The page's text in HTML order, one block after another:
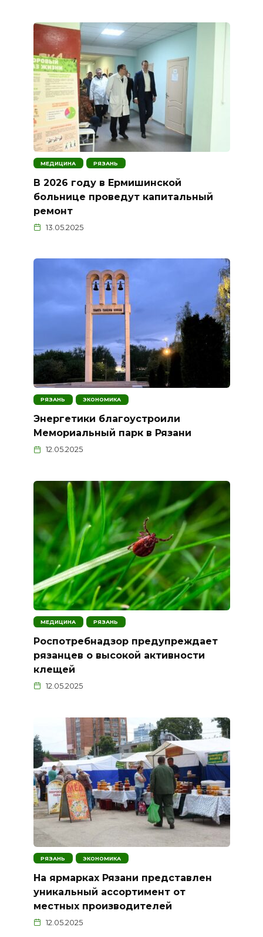
МЕДИЦИНА РЯЗАНЬ
В 2026 году в Ермишинской
больнице проведут капитальный
ремонт
13.05.2025
РЯЗАНЬ ЭКОНОМИКА
Энергетики благоустроили
Мемориальный парк в Рязани
12.05.2025
МЕДИЦИНА РЯЗАНЬ
Роспотребнадзор предупреждает
рязанцев о высокой активности
клещей
12.05.2025
РЯЗАНЬ ЭКОНОМИКА
На ярмарках Рязани представлен
уникальный ассортимент от
местных производителей
12.05.2025